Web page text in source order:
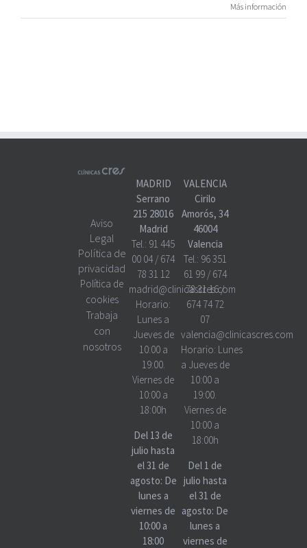
Más información
Aviso
Legal
Política de
privacidad
Política de
cookies
Trabaja
con
nosotros
MADRID
Serrano
215 28016
Madrid
Tel.: 91 445
00 04/ 674
78 31 12
madrid@clinicascres.com
Horario:
Lunes a
Jueves de
10:00 a
19:00.
Viernes de
10:00 a
18:00h
Del 13 de
julio hasta
el 31 de
agosto: De
lunes a
viernes de
10:00 a
18:00
VALENCIA
Cirilo
Amorós, 34
46004
Valencia
Tel.: 96 351
61 99/ 674
78 31 16/
674 74 72
07
valencia@clinicascres.com
Horario: Lunes
a Jueves de
10:00 a
19:00.
Viernes de
10:00 a
18:00h
Del 1 de
julio hasta
el 31 de
agosto: De
lunes a
viernes de